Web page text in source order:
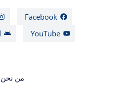
Facebook
YouTube
من نحن